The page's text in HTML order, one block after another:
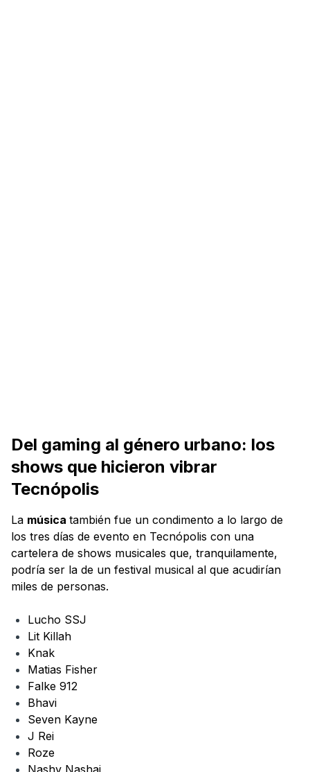
Del gaming al género urbano: los
shows que hicieron vibrar
Tecnópolis
La música también fue un condimento a lo largo de
los tres días de evento en Tecnópolis con una
cartelera de shows musicales que, tranquilamente,
podría ser la de un festival musical al que acudirían
miles de personas.
Lucho SSJ
Lit Killah
Knak
Matias Fisher
Falke 912
Bhavi
Seven Kayne
J Rei
Roze
Nashy Nashai